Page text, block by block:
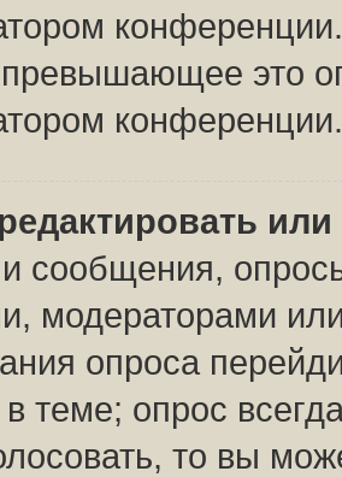
это
конференции.
сообщения,
модераторами
опроса
теме; опрос
то вы